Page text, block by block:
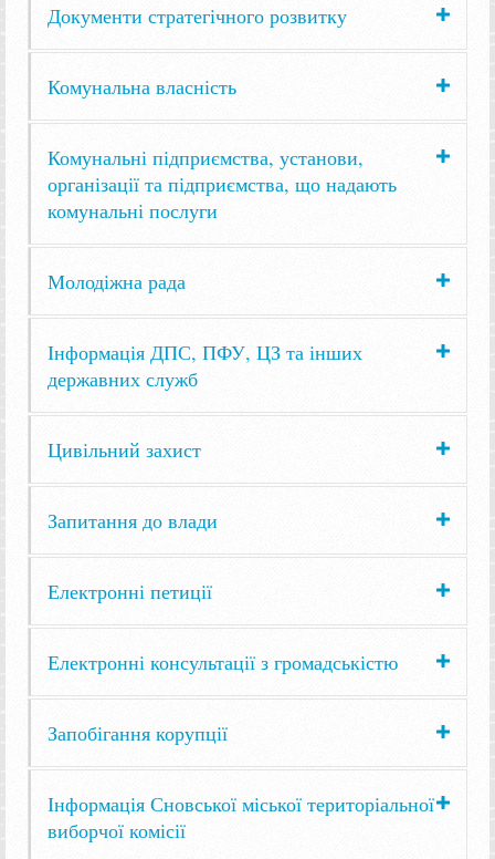
Документи стратегічного розвитку
Комунальна власність
Комунальні підприємства, установи,
організації та підприємства, що надають
комунальні послуги
Молодіжна рада
Інформація ДПС, ПФУ, ЦЗ та інших
державних служб
Цивільний захист
Запитання до влади
Електронні петиції
Електронні консультації з громадськістю
Запобігання корупції
Інформація Сновської міської територіальної
виборчої комісії